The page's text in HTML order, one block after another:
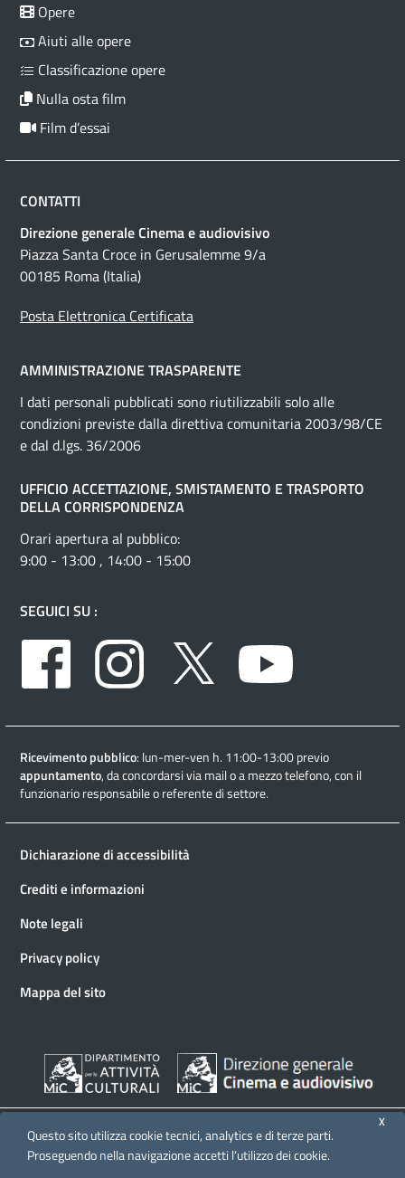
Opere
Aiuti alle opere
Classificazione opere
Nulla osta film
Film d’essai
CONTATTI
Direzione generale Cinema e audiovisivo
Piazza Santa Croce in Gerusalemme 9/a
00185 Roma (Italia)
Posta Elettronica Certificata
AMMINISTRAZIONE TRASPARENTE
I dati personali pubblicati sono riutilizzabili solo alle
condizioni previste dalla direttiva comunitaria 2003/98/CE
e dal d.lgs. 36/2006
UFFICIO ACCETTAZIONE, SMISTAMENTO E TRASPORTO
DELLA CORRISPONDENZA
Orari apertura al pubblico:
9:00 - 13:00 , 14:00 - 15:00
SEGUICI SU :
Facebook
Instagram Twitter
Ricevimento pubblico: lun-mer-ven h. 11:00-13:00 previo
appuntamento, da concordarsi via mail o a mezzo telefono, con il
funzionario responsabile o referente di settore.
Dichiarazione di accessibilità
Crediti e informazioni
Note legali
Privacy policy
Mappa del sito
X
Questo sito utilizza cookie tecnici, analytics e di terze parti.
Proseguendo nella navigazione accetti l’utilizzo dei cookie.